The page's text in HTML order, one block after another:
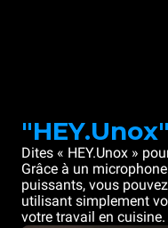
"HEY.Unox"
Dites « HEY.Unox »
Grâce à un
puissants, vous
utilisant simplement
votre travail en cuisine.